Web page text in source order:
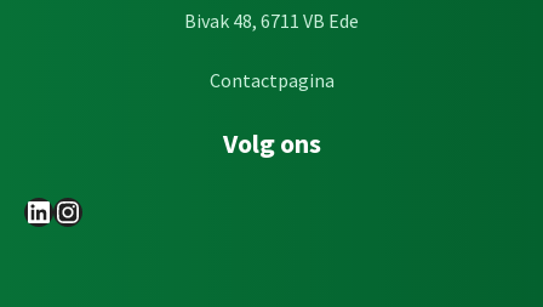
Bivak 48, 6711 VB Ede
Contactpagina
Volg ons
LinkedIn
Instagram